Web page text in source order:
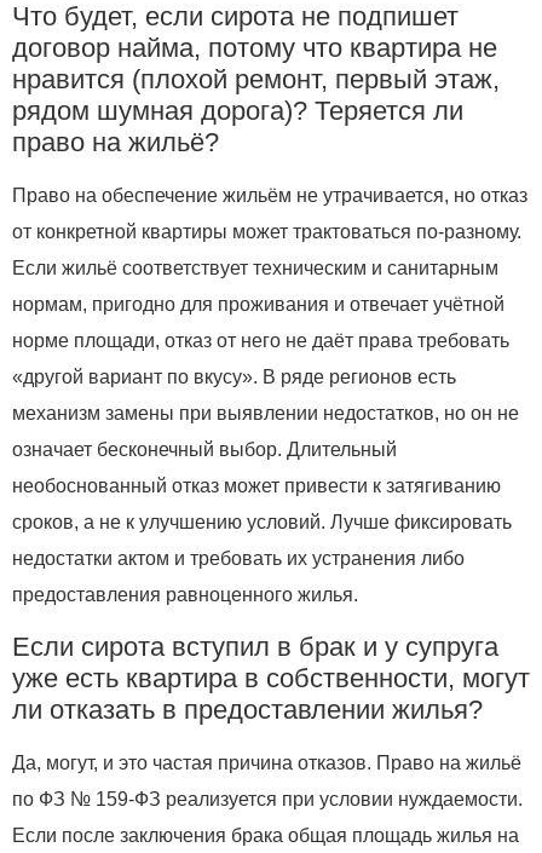
Что будет, если сирота не подпишет
договор найма, потому что квартира не
нравится (плохой ремонт, первый этаж,
рядом шумная дорога)? Теряется ли
право на жильё?
Право на обеспечение жильём не утрачивается, но отказ
от конкретной квартиры может трактоваться по‑разному.
Если жильё соответствует техническим и санитарным
нормам, пригодно для проживания и отвечает учётной
норме площади, отказ от него не даёт права требовать
«другой вариант по вкусу». В ряде регионов есть
механизм замены при выявлении недостатков, но он не
означает бесконечный выбор. Длительный
необоснованный отказ может привести к затягиванию
сроков, а не к улучшению условий. Лучше фиксировать
недостатки актом и требовать их устранения либо
предоставления равноценного жилья.
Если сирота вступил в брак и у супруга
уже есть квартира в собственности, могут
ли отказать в предоставлении жилья?
Да, могут, и это частая причина отказов. Право на жильё
по ФЗ № 159‑ФЗ реализуется при условии нуждаемости.
Если после заключения брака общая площадь жилья на